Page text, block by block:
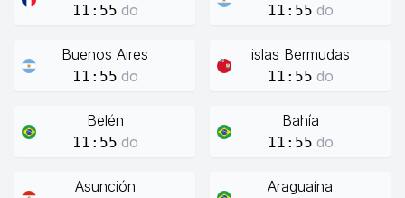
11:55 do 11:55 do
Buenos Aires
11:55 do
islas Bermudas
11:55 do
Belén
11:55 do
Bahía
11:55 do
Asunción Araguaína